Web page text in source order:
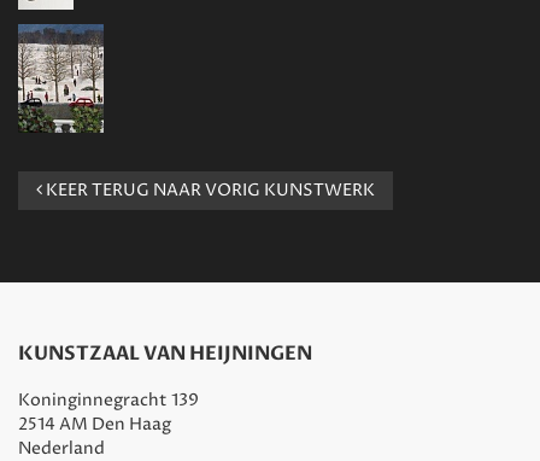
KEER TERUG NAAR VORIG KUNSTWERK
KUNSTZAAL VAN HEIJNINGEN
Koninginnegracht 139
2514 AM Den Haag
Nederland